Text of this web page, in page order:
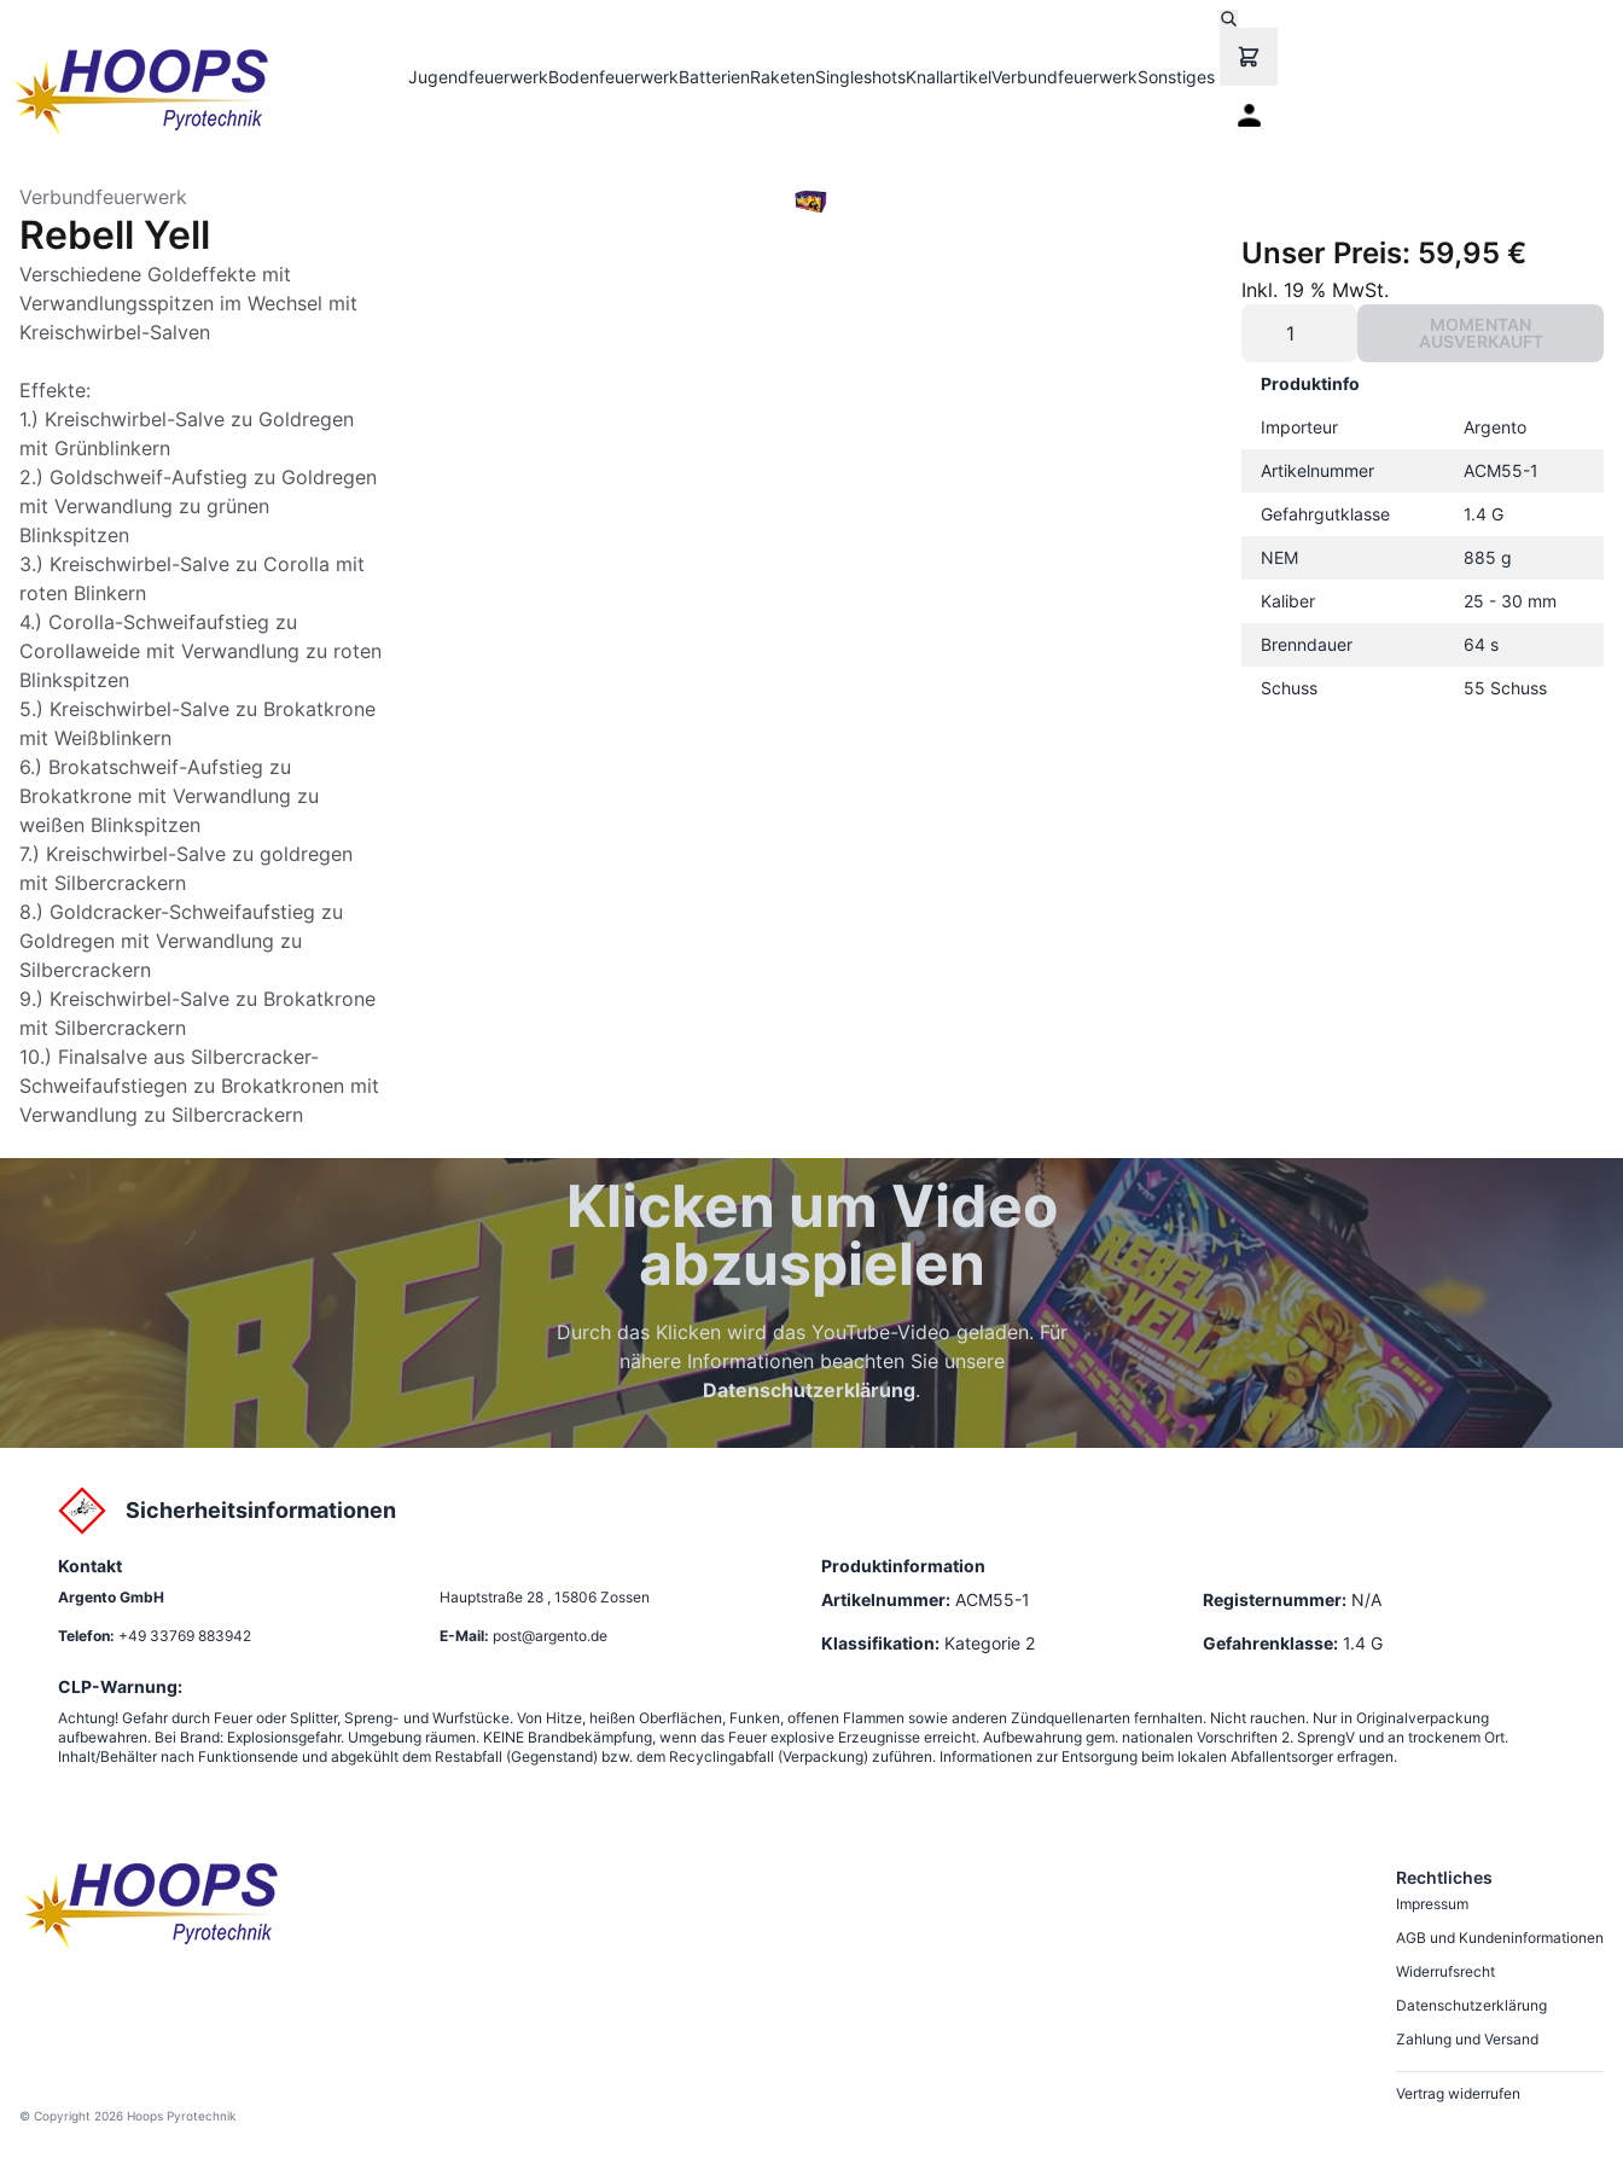
JugendfeuerwerkBodenfeuerwerkBatterienRaketenSingleshotsKnallartikelVerbundfeuerwerkSonstiges
Verbundfeuerwerk
Rebell Yell
Verschiedene Goldeffekte mit
Verwandlungsspitzen im Wechsel mit
Kreischwirbel-Salven
Effekte:
1.) Kreischwirbel-Salve zu Goldregen
mit Grünblinkern
2.) Goldschweif-Aufstieg zu Goldregen
mit Verwandlung zu grünen
Blinkspitzen
3.) Kreischwirbel-Salve zu Corolla mit
roten Blinkern
4.) Corolla-Schweifaufstieg zu
Corollaweide mit Verwandlung zu roten
Blinkspitzen
5.) Kreischwirbel-Salve zu Brokatkrone
mit Weißblinkern
6.) Brokatschweif-Aufstieg zu
Brokatkrone mit Verwandlung zu
weißen Blinkspitzen
7.) Kreischwirbel-Salve zu goldregen
mit Silbercrackern
8.) Goldcracker-Schweifaufstieg zu
Goldregen mit Verwandlung zu
Silbercrackern
9.) Kreischwirbel-Salve zu Brokatkrone
mit Silbercrackern
10.) Finalsalve aus Silbercracker-
Schweifaufstiegen zu Brokatkronen mit
Verwandlung zu Silbercrackern
Unser Preis: 59,95 €
Inkl. 19 % MwSt.
MOMENTAN
AUSVERKAUFT
Produktinfo
Importeur Argento
Artikelnummer ACM55-1
Gefahrgutklasse 1.4 G
NEM 885 g
Kaliber 25 - 30 mm
Brenndauer 64 s
Schuss 55 Schuss
Klicken um Video
abzuspielen
Durch das Klicken wird das YouTube-Video geladen. Für
nähere Informationen beachten Sie unsere
Datenschutzerklärung.
Sicherheitsinformationen
Kontakt
Argento GmbH Hauptstraße 28 , 15806 Zossen
Telefon: +49 33769 883942 E-Mail: post@argento.de
Produktinformation
Artikelnummer: ACM55-1 Registernummer: N/A
Klassifikation: Kategorie 2 Gefahrenklasse: 1.4 G
CLP-Warnung:
Achtung! Gefahr durch Feuer oder Splitter, Spreng- und Wurfstücke. Von Hitze, heißen Oberflächen, Funken, offenen Flammen sowie anderen Zündquellenarten fernhalten. Nicht rauchen. Nur in Originalverpackung
aufbewahren. Bei Brand: Explosionsgefahr. Umgebung räumen. KEINE Brandbekämpfung, wenn das Feuer explosive Erzeugnisse erreicht. Aufbewahrung gem. nationalen Vorschriften 2. SprengV und an trockenem Ort.
Inhalt/Behälter nach Funktionsende und abgekühlt dem Restabfall (Gegenstand) bzw. dem Recyclingabfall (Verpackung) zuführen. Informationen zur Entsorgung beim lokalen Abfallentsorger erfragen.
Rechtliches
Impressum
AGB und Kundeninformationen
Widerrufsrecht
Datenschutzerklärung
Zahlung und Versand
Vertrag widerrufen
© Copyright 2026 Hoops Pyrotechnik